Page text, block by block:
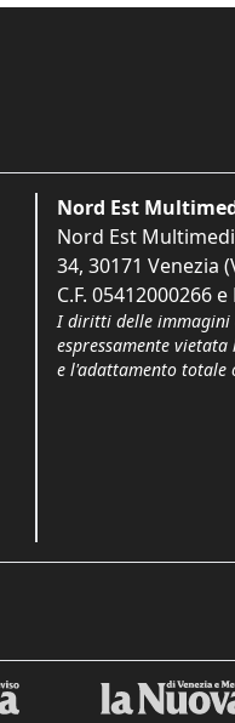
Nord Est
Nord Est
34, 30171 Venezia
C.F. 05412000266 e
I diritti delle immagini
espressamente
e l'adattamento totale